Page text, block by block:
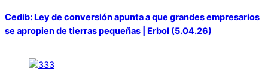
Cedib: Ley de conversión apunta a que grandes empresarios
se apropien de tierras pequeñas | Erbol (5.04.26)